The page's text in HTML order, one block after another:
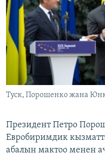
ЭЖЕ-СИҢДИЛЕР
АЗАТТЫК+
ЫҢГАЙСЫЗ СУРООЛОР
ОНЛАЙН ШЕРИНЕ
ЭЕ/АРнун бардык
Туск, Порошенко жана
Президент Петро
Евробиримдик
абалын мактоо менен